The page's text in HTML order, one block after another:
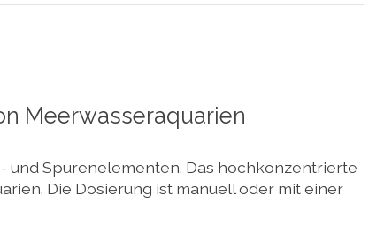
Meerwasseraquarien
und Spurenelementen. Das hochkonzentrierte
Die Dosierung ist manuell oder mit einer